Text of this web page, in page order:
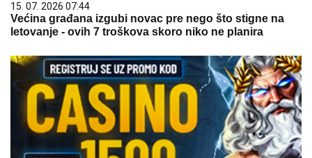
15. 07. 2026 07:44
Većina građana izgubi novac pre nego što stigne na
letovanje - ovih 7 troškova skoro niko ne planira